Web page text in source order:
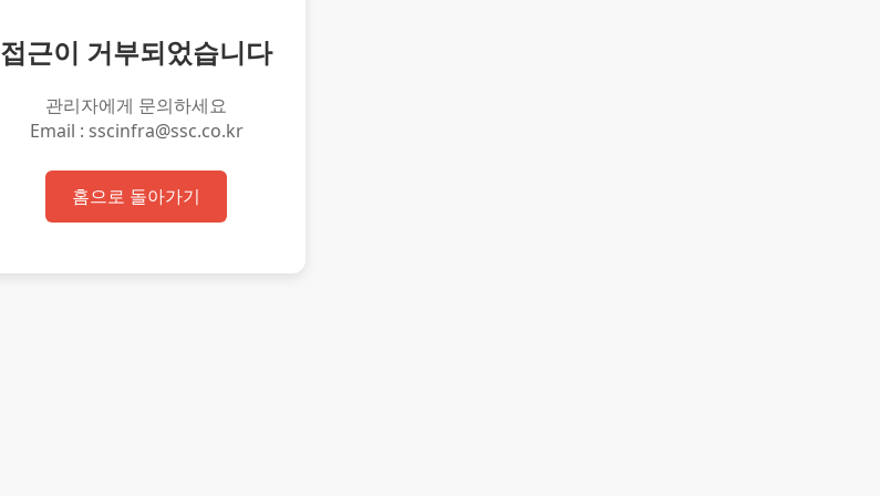
접근이 거부되었습니다
관리자에게 문의하세요
Email : sscinfra@ssc.co.kr
홈으로 돌아가기